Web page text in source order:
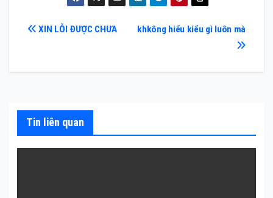
Điều
viết
khkông hiểu kiểu gì luôn mà
XIN LỖI ĐƯỢC CHƯA
Tin liên quan